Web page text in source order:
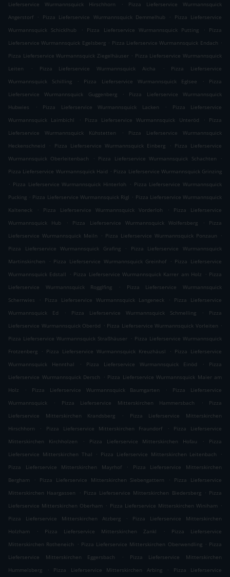
Lieferservice Wurmannsquick Hirschhorn .
Pizza Lieferservice Wurmannsquick
Angerstorf
. Pizza Lieferservice Wurmannsquick Demmelhub .
Pizza Lieferservice
Wurmannsquick Schicklhub
. Pizza Lieferservice Wurmannsquick Putting .
Pizza
Lieferservice Wurmannsquick Egelsberg . Pizza Lieferservice Wurmannsquick Endach .
Pizza Lieferservice Wurmannsquick Ziegelhäuser . Pizza Lieferservice Wurmannsquick
Leiten
. Pizza Lieferservice Wurmannsquick Aicha .
Pizza Lieferservice
Wurmannsquick Schilling
. Pizza Lieferservice Wurmannsquick Eglsee .
Pizza
Lieferservice Wurmannsquick Guggenberg
.
Pizza Lieferservice Wurmannsquick
Hubwies
. Pizza Lieferservice Wurmannsquick Lacken .
Pizza Lieferservice
Wurmannsquick Laimbichl
. Pizza Lieferservice Wurmannsquick Unteröd .
Pizza
Lieferservice Wurmannsquick Kühstetten
.
Pizza Lieferservice Wurmannsquick
Heckenschneid
. Pizza Lieferservice Wurmannsquick Einberg . Pizza Lieferservice
Wurmannsquick Oberleitenbach
. Pizza Lieferservice Wurmannsquick Schachten
.
Pizza Lieferservice Wurmannsquick Haid . Pizza Lieferservice Wurmannsquick Grinzing
. Pizza Lieferservice Wurmannsquick Hinterloh . Pizza Lieferservice Wurmannsquick
Pucking . Pizza Lieferservice Wurmannsquick Rigl . Pizza Lieferservice Wurmannsquick
Kalteneck
. Pizza Lieferservice Wurmannsquick Vorderloh .
Pizza Lieferservice
Wurmannsquick Hub
. Pizza Lieferservice Wurmannsquick Wolfersberg .
Pizza
Lieferservice Wurmannsquick Meiln
. Pizza Lieferservice Wurmannsquick Ponzaun
.
Pizza Lieferservice Wurmannsquick Grafing
.
Pizza Lieferservice Wurmannsquick
Martinskirchen
. Pizza Lieferservice Wurmannsquick Greinhof . Pizza Lieferservice
Wurmannsquick Edstall
. Pizza Lieferservice Wurmannsquick Karrer am Holz . Pizza
Lieferservice Wurmannsquick Rogglfing
.
Pizza Lieferservice Wurmannsquick
Scherrwies
. Pizza Lieferservice Wurmannsquick Langeneck .
Pizza Lieferservice
Wurmannsquick Ed
. Pizza Lieferservice Wurmannsquick Schmelling .
Pizza
Lieferservice Wurmannsquick Oberöd . Pizza Lieferservice Wurmannsquick Vorleiten .
Pizza Lieferservice Wurmannsquick Straßhäuser . Pizza Lieferservice Wurmannsquick
Frotzenberg
. Pizza Lieferservice Wurmannsquick Kreuzhäusl . Pizza Lieferservice
Wurmannsquick Hennthal
. Pizza Lieferservice Wurmannsquick Einöd .
Pizza
Lieferservice Wurmannsquick Dersch
. Pizza Lieferservice Wurmannsquick Maier am
Holz
. Pizza Lieferservice Wurmannsquick Baumgarten .
Pizza Lieferservice
Wurmannsquick
. Pizza Lieferservice Mitterskirchen Hammersbach .
Pizza
Lieferservice Mitterskirchen Krandsberg
.
Pizza Lieferservice Mitterskirchen
Hirschhorn
. Pizza Lieferservice Mitterskirchen Fraundorf .
Pizza Lieferservice
Mitterskirchen Kirchholzen
. Pizza Lieferservice Mitterskirchen Hofau .
Pizza
Lieferservice Mitterskirchen Thal
. Pizza Lieferservice Mitterskirchen Leitenbach
.
Pizza Lieferservice Mitterskirchen Mayrhof
.
Pizza Lieferservice Mitterskirchen
Bergham
. Pizza Lieferservice Mitterskirchen Siebengattern .
Pizza Lieferservice
Mitterskirchen Haargassen
. Pizza Lieferservice Mitterskirchen Biedersberg . Pizza
Lieferservice Mitterskirchen Oberham . Pizza Lieferservice Mitterskirchen Winiham .
Pizza Lieferservice Mitterskirchen Atzberg
.
Pizza Lieferservice Mitterskirchen
Holzham
. Pizza Lieferservice Mitterskirchen Zankl .
Pizza Lieferservice
Mitterskirchen Rotheneich
. Pizza Lieferservice Mitterskirchen Oberwendling . Pizza
Lieferservice Mitterskirchen Eggersbach
.
Pizza Lieferservice Mitterskirchen
Hummelsberg
. Pizza Lieferservice Mitterskirchen Arbing .
Pizza Lieferservice